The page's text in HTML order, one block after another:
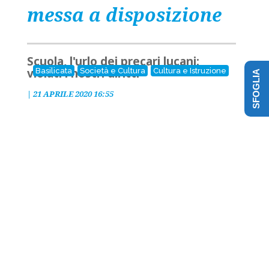
messa a disposizione
Basilicata Società e Cultura Cultura e Istruzione
Scuola, l'urlo dei precari lucani:
violati i nostri diritti
| 21 APRILE 2020 16:55 SFOGLIA